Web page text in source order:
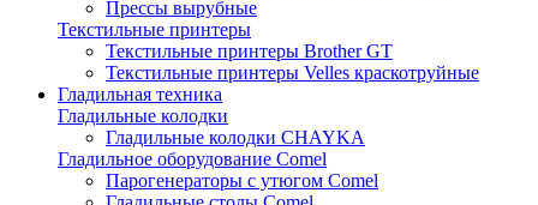
Прессы вырубные
Текстильные принтеры
Текстильные принтеры Brother GT
Текстильные принтеры Velles краскотруйные
Гладильная техника
Гладильные колодки
Гладильные колодки CHAYKA
Гладильное оборудование Comel
Парогенераторы с утюгом Comel